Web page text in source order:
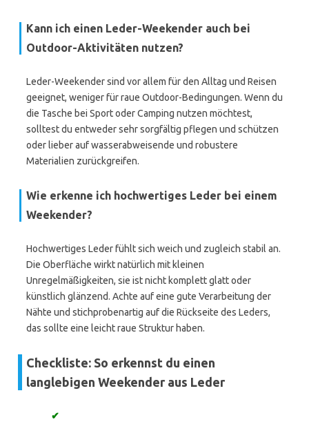
Kann ich einen Leder-Weekender auch bei
Outdoor-Aktivitäten nutzen?
Leder-Weekender sind vor allem für den Alltag und Reisen
geeignet, weniger für raue Outdoor-Bedingungen. Wenn du
die Tasche bei Sport oder Camping nutzen möchtest,
solltest du entweder sehr sorgfältig pflegen und schützen
oder lieber auf wasserabweisende und robustere
Materialien zurückgreifen.
Wie erkenne ich hochwertiges Leder bei einem
Weekender?
Hochwertiges Leder fühlt sich weich und zugleich stabil an.
Die Oberfläche wirkt natürlich mit kleinen
Unregelmäßigkeiten, sie ist nicht komplett glatt oder
künstlich glänzend. Achte auf eine gute Verarbeitung der
Nähte und stichprobenartig auf die Rückseite des Leders,
das sollte eine leicht raue Struktur haben.
Checkliste: So erkennst du einen
langlebigen Weekender aus Leder
✔